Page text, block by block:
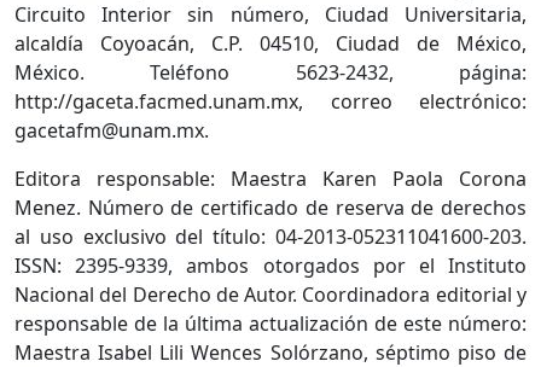
Circuito Interior sin número, Ciudad Universitaria,
alcaldía Coyoacán, C.P. 04510, Ciudad de México,
México. Teléfono 5623-2432, página:
http://gaceta.facmed.unam.mx, correo electrónico:
gacetafm@unam.mx.
Editora responsable: Maestra Karen Paola Corona
Menez. Número de certificado de reserva de derechos
al uso exclusivo del título: 04-2013-052311041600-203.
ISSN: 2395-9339, ambos otorgados por el Instituto
Nacional del Derecho de Autor. Coordinadora editorial y
responsable de la última actualización de este número:
Maestra Isabel Lili Wences Solórzano, séptimo piso de